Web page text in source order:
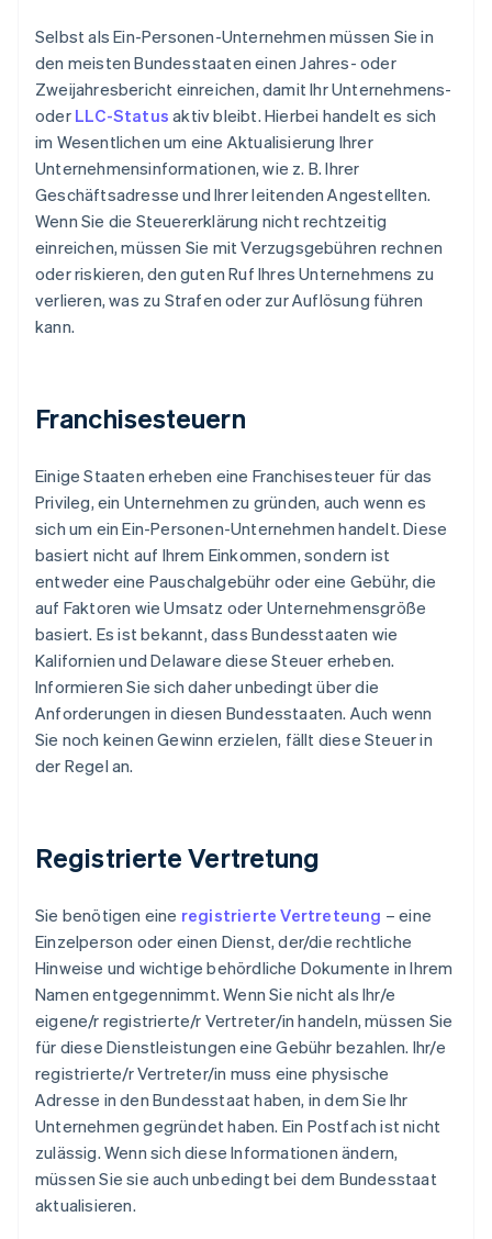
Selbst als Ein-Personen-Unternehmen müssen Sie in
den meisten Bundesstaaten einen Jahres- oder
Zweijahresbericht einreichen, damit Ihr Unternehmens-
oder LLC-Status aktiv bleibt. Hierbei handelt es sich
im Wesentlichen um eine Aktualisierung Ihrer
Unternehmensinformationen, wie z. B. Ihrer
Geschäftsadresse und Ihrer leitenden Angestellten.
Wenn Sie die Steuererklärung nicht rechtzeitig
einreichen, müssen Sie mit Verzugsgebühren rechnen
oder riskieren, den guten Ruf Ihres Unternehmens zu
verlieren, was zu Strafen oder zur Auflösung führen
kann.
Franchisesteuern
Einige Staaten erheben eine Franchisesteuer für das
Privileg, ein Unternehmen zu gründen, auch wenn es
sich um ein Ein-Personen-Unternehmen handelt. Diese
basiert nicht auf Ihrem Einkommen, sondern ist
entweder eine Pauschalgebühr oder eine Gebühr, die
auf Faktoren wie Umsatz oder Unternehmensgröße
basiert. Es ist bekannt, dass Bundesstaaten wie
Kalifornien und Delaware diese Steuer erheben.
Informieren Sie sich daher unbedingt über die
Anforderungen in diesen Bundesstaaten. Auch wenn
Sie noch keinen Gewinn erzielen, fällt diese Steuer in
der Regel an.
Registrierte Vertretung
Sie benötigen eine registrierte Vertreteung – eine
Einzelperson oder einen Dienst, der/die rechtliche
Hinweise und wichtige behördliche Dokumente in Ihrem
Namen entgegennimmt. Wenn Sie nicht als Ihr/e
eigene/r registrierte/r Vertreter/in handeln, müssen Sie
für diese Dienstleistungen eine Gebühr bezahlen. Ihr/e
registrierte/r Vertreter/in muss eine physische
Adresse in den Bundesstaat haben, in dem Sie Ihr
Unternehmen gegründet haben. Ein Postfach ist nicht
zulässig. Wenn sich diese Informationen ändern,
müssen Sie sie auch unbedingt bei dem Bundesstaat
aktualisieren.